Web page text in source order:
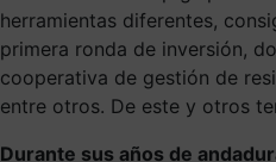
herramientas diferentes,
primera ronda de inversión,
cooperativa de gestión de
entre otros. De este y otros
Durante sus años de